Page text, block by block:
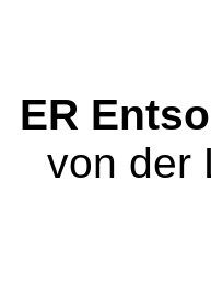
ER
von der